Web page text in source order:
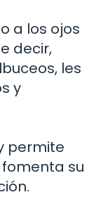
a los ojos
decir,
les
y
permite
su